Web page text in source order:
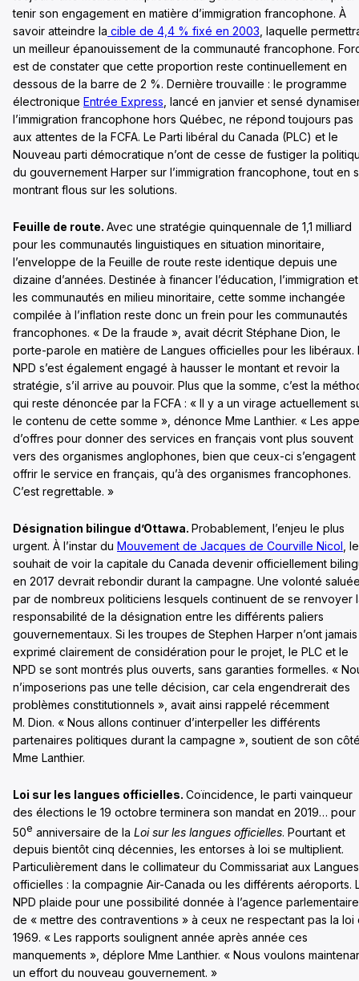
tenir son engagement en matière d’immigration francophone. À
savoir atteindre la cible de 4,4 % fixé en 2003 , laquelle
un meilleur épanouissement de la communauté francophone.
est de constater que cette proportion reste continuellement en
dessous de la barre de 2 %. Dernière trouvaille : le programme
électronique Entrée Express , lancé en janvier et sensé
l’immigration francophone hors Québec, ne répond toujours pas
aux attentes de la FCFA. Le Parti libéral du Canada (PLC) et le
Nouveau parti démocratique n’ont de cesse de fustiger la
du gouvernement Harper sur l’immigration francophone, tout en
montrant flous sur les solutions.
Feuille de route. Avec une stratégie quinquennale de 1,1 milliard
pour les communautés linguistiques en situation minoritaire,
l’enveloppe de la Feuille de route reste identique depuis une
dizaine d’années. Destinée à financer l’éducation, l’immigration et
les communautés en milieu minoritaire, cette somme inchangée
compilée à l’inflation reste donc un frein pour les communautés
francophones. « De la fraude », avait décrit Stéphane Dion, le
porte-parole en matière de Langues officielles pour les libéraux.
NPD s’est également engagé à hausser le montant et revoir la
stratégie, s’il arrive au pouvoir. Plus que la somme, c’est la
qui reste dénoncée par la FCFA : « Il y a un virage actuellement
le contenu de cette somme », dénonce Mme Lanthier. « Les
d’offres pour donner des services en français vont plus souvent
vers des organismes anglophones, bien que ceux-ci s’engagent
offrir le service en français, qu’à des organismes francophones.
C’est regrettable. »
Désignation bilingue d’Ottawa. Probablement, l’enjeu le plus
urgent. À l’instar du Mouvement de Jacques de Courville Nicol , le
souhait de voir la capitale du Canada devenir officiellement
en 2017 devrait rebondir durant la campagne. Une volonté
par de nombreux politiciens lesquels continuent de se renvoyer
responsabilité de la désignation entre les différents paliers
gouvernementaux. Si les troupes de Stephen Harper n’ont jamais
exprimé clairement de considération pour le projet, le PLC et le
NPD se sont montrés plus ouverts, sans garanties formelles. «
n’imposerions pas une telle décision, car cela engendrerait des
problèmes constitutionnels », avait ainsi rappelé récemment
M. Dion. « Nous allons continuer d’interpeller les différents
partenaires politiques durant la campagne », soutient de son
Mme Lanthier.
Loi sur les langues officielles. Coïncidence, le parti vainqueur
des élections le 19 octobre terminera son mandat en 2019… pour
50e anniversaire de la Loi sur les langues officielles . Pourtant et
depuis bientôt cinq décennies, les entorses à loi se multiplient.
Particulièrement dans le collimateur du Commissariat aux Langues
officielles : la compagnie Air-Canada ou les différents aéroports.
NPD plaide pour une possibilité donnée à l’agence parlementaire
de « mettre des contraventions » à ceux ne respectant pas la loi
1969. « Les rapports soulignent année après année ces
manquements », déplore Mme Lanthier. « Nous voulons
un effort du nouveau gouvernement. »